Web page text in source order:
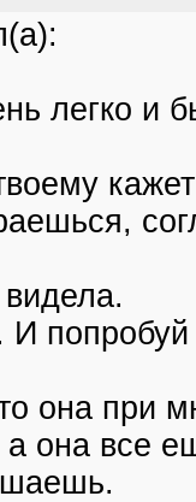
легко и
попробуй
она при
она все